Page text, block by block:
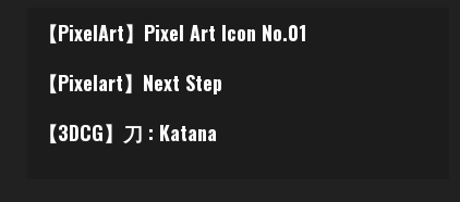
【PixelArt】Pixel Art Icon No.01
【Pixelart】Next Step
【3DCG】刀 : Katana